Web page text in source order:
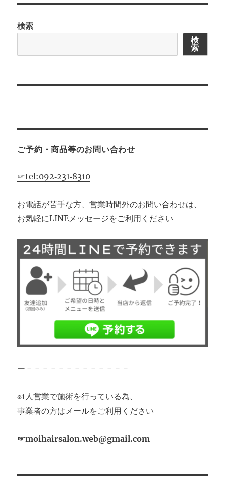
ゲ
ー
検索
検
索
ご予約・商品等のお問い合わせ
☞tel:092‐231‐8310
お電話が苦手な方、営業時間外のお問い合わせは、
お気軽にLINEメッセージをご利用ください
ー－－－－－－－－－－－－－
※1人営業で施術を行っている為、
事業者の方はメールをご利用ください
☞moihairsalon.web@gmail.com